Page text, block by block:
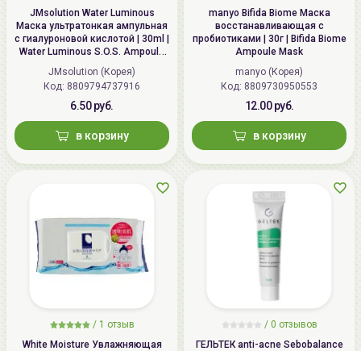
JMsolution Water Luminous
Маска ультратонкая ампульная
с гиалуроновой кислотой | 30ml |
Water Luminous S.O.S. Ampoule
Hyaluronic Mask Plus
JMsolution (Корея)
Код: 8809794737916
6.50 руб.
в корзину
manyo Bifida Biome Маска
восстанавливающая с
пробиотиками | 30г | Bifida Biome
Ampoule Mask
manyo (Корея)
Код: 8809730950553
12.00 руб.
в корзину
/ 1 отзыв
White Moisture Увлажняющая
/ 0 отзывов
ГЕЛЬТЕК anti-acne Sebobalance